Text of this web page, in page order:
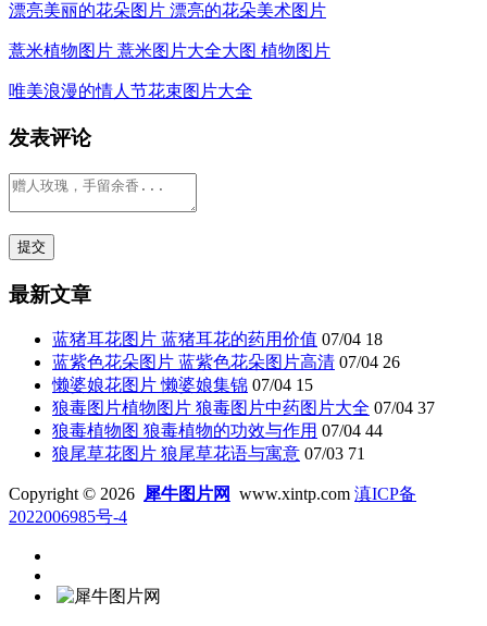
漂亮美丽的花朵图片 漂亮的花朵美术图片
薏米植物图片 薏米图片大全大图 植物图片
唯美浪漫的情人节花束图片大全
发表评论
最新文章
蓝猪耳花图片 蓝猪耳花的药用价值 07/04 18
蓝紫色花朵图片 蓝紫色花朵图片高清 07/04 26
懒婆娘花图片 懒婆娘集锦 07/04 15
狼毒图片植物图片 狼毒图片中药图片大全 07/04 37
狼毒植物图 狼毒植物的功效与作用 07/04 44
狼尾草花图片 狼尾草花语与寓意 07/03 71
Copyright © 2026 犀牛图片网 www.xintp.com 滇ICP备
2022006985号-4